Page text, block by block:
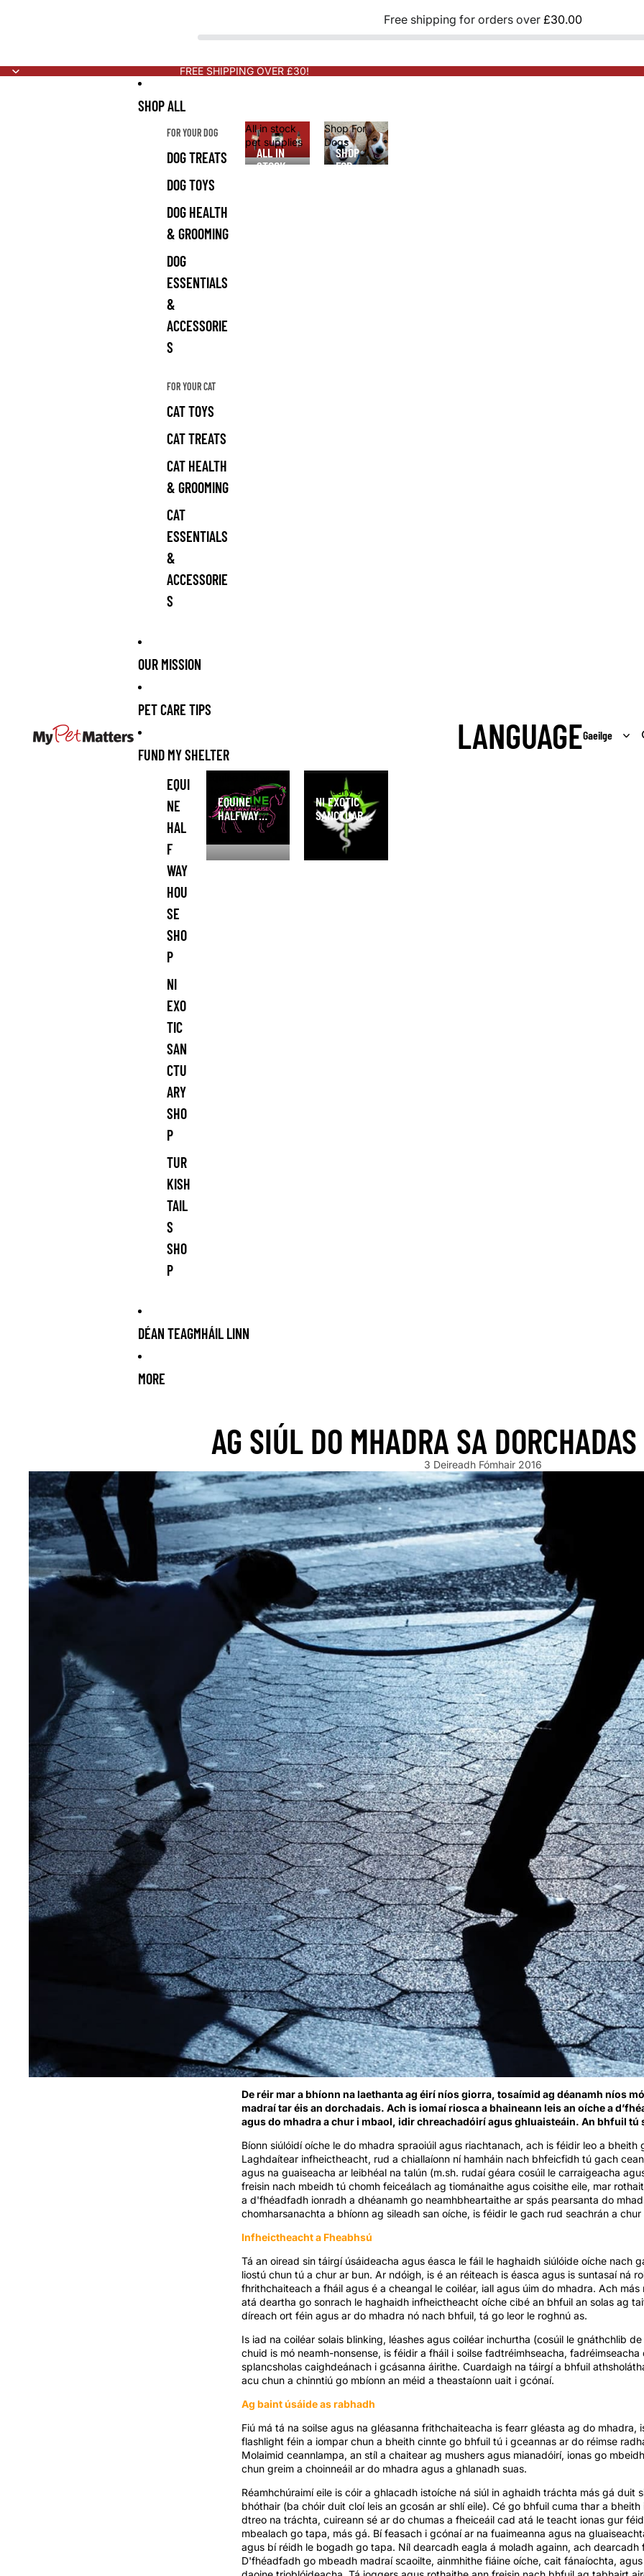
Free shipping for orders over £30.00
FREE SHIPPING OVER £30!
SHOP ALL
FOR YOUR DOG
DOG TREATS
DOG TOYS
DOG HEALTH
& GROOMING
DOG
ESSENTIALS
&
ACCESSORIE
S
FOR YOUR CAT
CAT TOYS
CAT TREATS
CAT HEALTH
& GROOMING
CAT
ESSENTIALS
&
ACCESSORIE
S
All in stock
pet supplies
ALL IN
STOCK
Shop For
Dogs
SHOP
FOR
OUR MISSION
PET CARE TIPS
FUND MY SHELTER
EQUI
NE
HAL
F
WAY
HOU
SE
SHO
P
NI
EXO
TIC
SAN
CTU
ARY
SHO
P
TUR
KISH
TAIL
S
SHO
P
House Pony
Rescue and
Refuge Shop
EQUINE
HALFWAY
HOUSE PONY
RESCUE AND
REFUGE
NI Exotic
Sanctuary Shop
NI EXOTIC
SANCTUARY
SHOP
DÉAN TEAGMHÁIL LINN
MORE
LANGUAGE
AG SIÚL DO MHADRA SA DORCHADAS
3 Deireadh Fómhair 2016
De réir mar a bhíonn na laethanta ag éirí níos giorra, tosaímid ag déanamh níos
madraí tar éis an dorchadais. Ach is iomaí riosca a bhaineann leis an oíche a
agus do mhadra a chur i mbaol, idir chreachadóirí agus ghluaisteáin. An bhfuil tú
Bíonn siúlóidí oíche le do mhadra spraoiúil agus riachtanach, ach is féidir leo a bheith
Laghdaítear infheictheacht, rud a chiallaíonn ní hamháin nach bhfeicfidh tú gach
agus na guaiseacha ar leibhéal na talún (m.sh. rudaí géara cosúil le carraigeacha
freisin nach mbeidh tú chomh feiceálach ag tiománaithe agus coisithe eile, mar
a d'fhéadfadh ionradh a dhéanamh go neamhbheartaithe ar spás pearsanta do
chomharsanachta a bhíonn ag sileadh san oíche, is féidir le gach rud seachrán a
Infheictheacht a Fheabhsú
Tá an oiread sin táirgí úsáideacha agus éasca le fáil le haghaidh siúlóide oíche nach
liostú chun tú a chur ar bun. Ar ndóigh, is é an réiteach is éasca agus is suntasaí ná
fhrithchaiteach a fháil agus é a cheangal le coiléar, iall agus úim do mhadra. Ach más
atá deartha go sonrach le haghaidh infheictheacht oíche cibé an bhfuil an solas ag
díreach ort féin agus ar do mhadra nó nach bhfuil, tá go leor le roghnú as.
Is iad na coiléar solais blinking, léashes agus coiléar inchurtha (cosúil le gnáthchlib
chuid is mó neamh-nonsense, is féidir a fháil i soilse fadtréimhseacha, fadréimseacha
splancsholas caighdeánach i gcásanna áirithe. Cuardaigh na táirgí a bhfuil
acu chun a chinntiú go mbíonn an méid a theastaíonn uait i gcónaí.
Ag baint úsáide as rabhadh
Fiú má tá na soilse agus na gléasanna frithchaiteacha is fearr gléasta ag do mhadra,
flashlight féin a iompar chun a bheith cinnte go bhfuil tú i gceannas ar do réimse
Molaimid ceannlampa, an stíl a chaitear ag mushers agus mianadóirí, ionas go
chun greim a choinneáil ar do mhadra agus a ghlanadh suas.
Réamhchúraimí eile is cóir a ghlacadh istoíche ná siúl in aghaidh tráchta más gá duit
bhóthair (ba chóir duit cloí leis an gcosán ar shlí eile). Cé go bhfuil cuma thar a
dtreo na tráchta, cuireann sé ar do chumas a fheiceáil cad atá le teacht ionas gur
mbealach go tapa, más gá. Bí feasach i gcónaí ar na fuaimeanna agus na
agus bí réidh le bogadh go tapa. Níl dearcadh eagla á moladh againn, ach dearcadh
D'fhéadfadh go mbeadh madraí scaoilte, ainmhithe fiáine oíche, cait fánaíochta,